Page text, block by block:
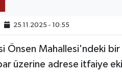
25.11.2025 - 10:55
Önsen Mahallesi'ndeki
üzerine adrese itfaiye